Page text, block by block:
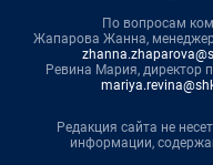
По вопросам
Жапарова Жанна,
Ревина Мария, директор
Редакция сайта не
информации,